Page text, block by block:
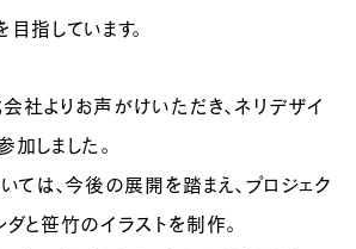
指しています。
社よりお声がけいただき、ネリデザイ
しました。
ては、今後の展開を踏まえ、プロジェク
と笹竹のイラストを制作。